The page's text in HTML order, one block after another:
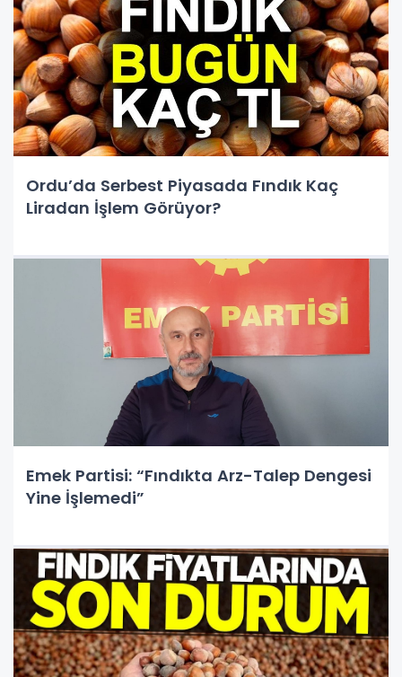
Ordu’da Serbest Piyasada Fındık Kaç
Liradan İşlem Görüyor?
Emek Partisi: “Fındıkta Arz-Talep Dengesi
Yine İşlemedi”